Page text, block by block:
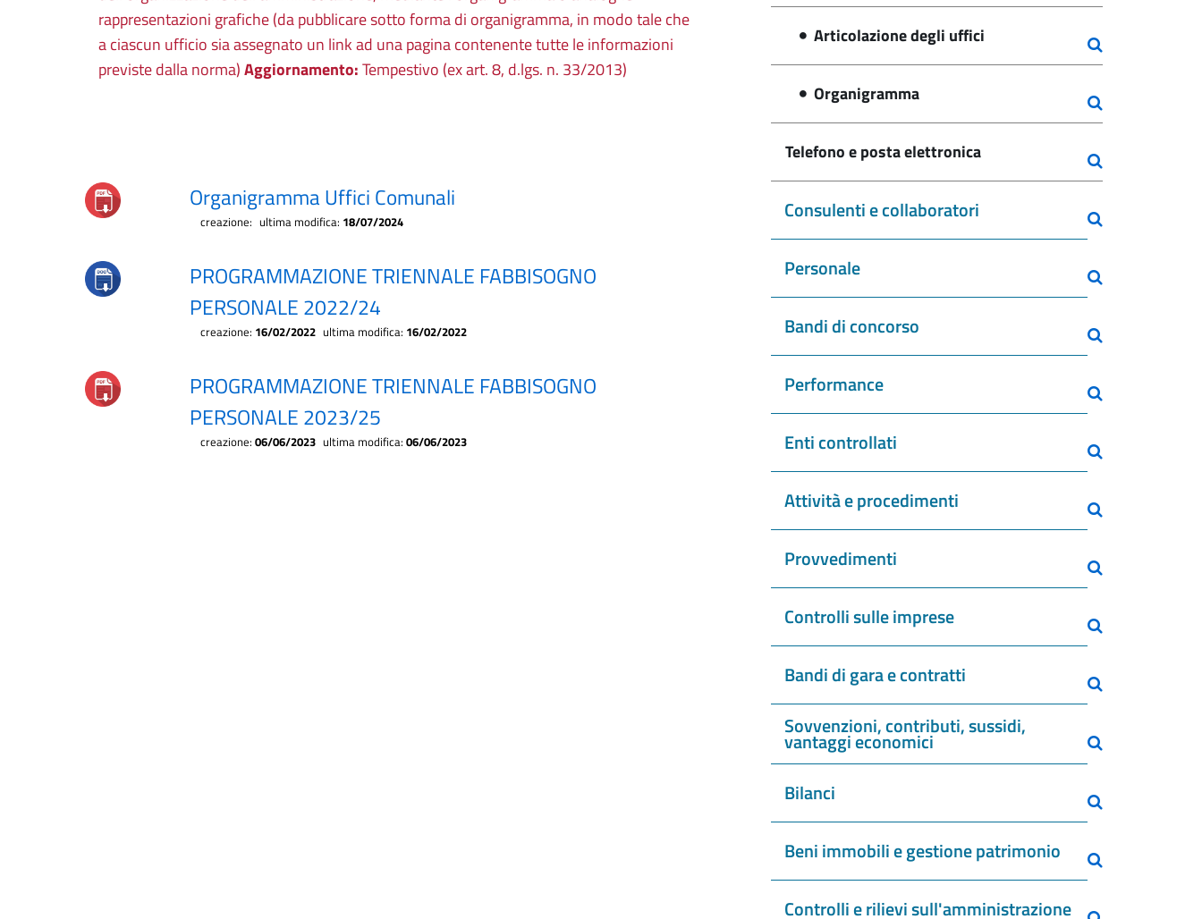
rappresentazioni grafiche (da pubblicare sotto forma di organigramma, in modo tale che
a ciascun ufficio sia assegnato un link ad una pagina contenente tutte le informazioni
previste dalla norma)Aggiornamento:Tempestivo (ex art. 8, d.lgs. n. 33/2013)
Organigramma Uffici Comunali
creazione: ultima modifica: 18/07/2024
PROGRAMMAZIONE TRIENNALE FABBISOGNO
PERSONALE 2022/24
creazione: 16/02/2022 ultima modifica: 16/02/2022
PROGRAMMAZIONE TRIENNALE FABBISOGNO
PERSONALE 2023/25
creazione:06/06/2023 ultima modifica:06/06/2023
Articolazione degli uffici
Organigramma
Telefono e posta elettronica
Consulenti e collaboratori
Personale
Bandi di concorso
Performance
Enti controllati
Attività e procedimenti
Provvedimenti
Controlli sulle imprese
Bandi di gara e contratti
Sovvenzioni, contributi, sussidi,
vantaggi economici
Bilanci
Beni immobili e gestione patrimonio
Controlli e rilievi sull'amministrazione